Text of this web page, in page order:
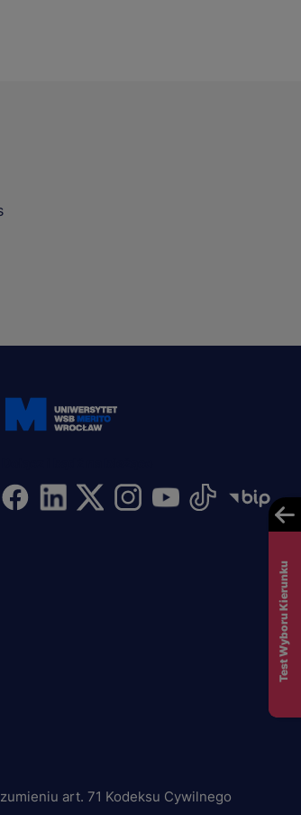
art. 71 Kodeksu Cywilnego
Test Wyboru Kierunku